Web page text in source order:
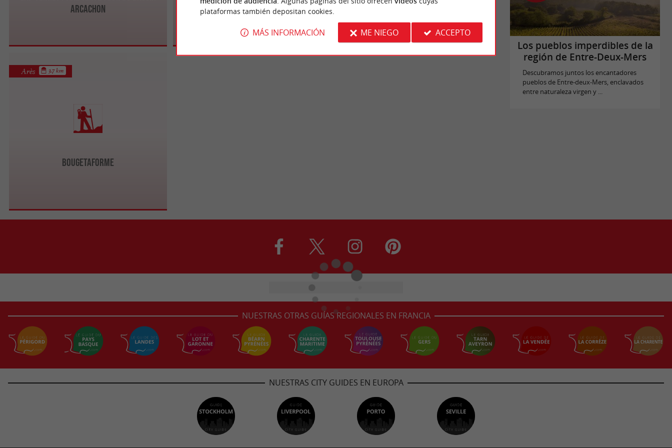
Arcachon
Bougeta­forme
Arès 3.7 km
Los pueblos imperdibles de la
región de Entre-Deux-Mers
Descubramos juntos los encantadores
pueblos de Entre-deux-Mers, enclavados
entre naturaleza virgen y ...
NUESTRAS OTRAS GUÍAS REGIONALES EN FRANCIA
NUESTRAS CITY GUIDES EN EUROPA
plataformas también depositan cookies.
MÁS INFORMACIÓN ME NIEGO ACCEPTO